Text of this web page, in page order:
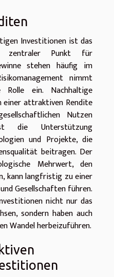
Investitionen ist das
zentraler Punkt für
stehen häufig im
nimmt
Rolle ein. Nachhaltige
einer attraktiven Rendite
Nutzen
die Unterstützung
und Projekte, die
beitragen. Der
Mehrwert, den
kann langfristig zu einer
Gesellschaften führen.
nicht nur das
sondern haben auch
Wandel herbeizuführen.